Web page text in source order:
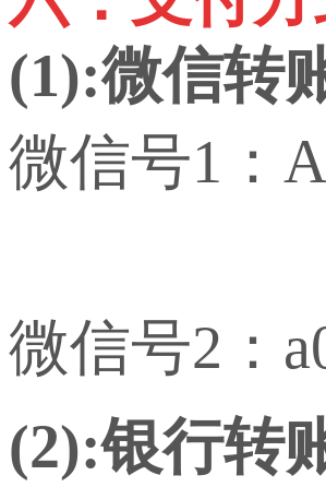
(1):微信转
微信号1：
微信号2：
(2):银行转